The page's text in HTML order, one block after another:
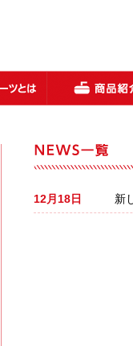
12月18日 新